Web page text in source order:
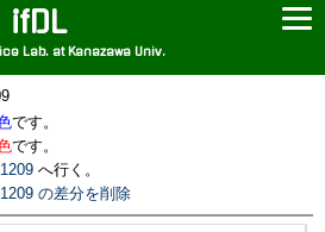
ifDL
Lab. at Kanazawa Univ.
です。
です。
へ行く。
の差分を削除